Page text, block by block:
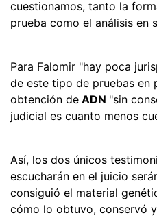
cuestionamos, tanto la
prueba como el análisis en
Para Falomir "hay poca
de este tipo de pruebas en
obtención de ADN "sin
judicial es cuanto menos
Así, los dos únicos
escucharán en el juicio
consiguió el material
cómo lo obtuvo, conservó y